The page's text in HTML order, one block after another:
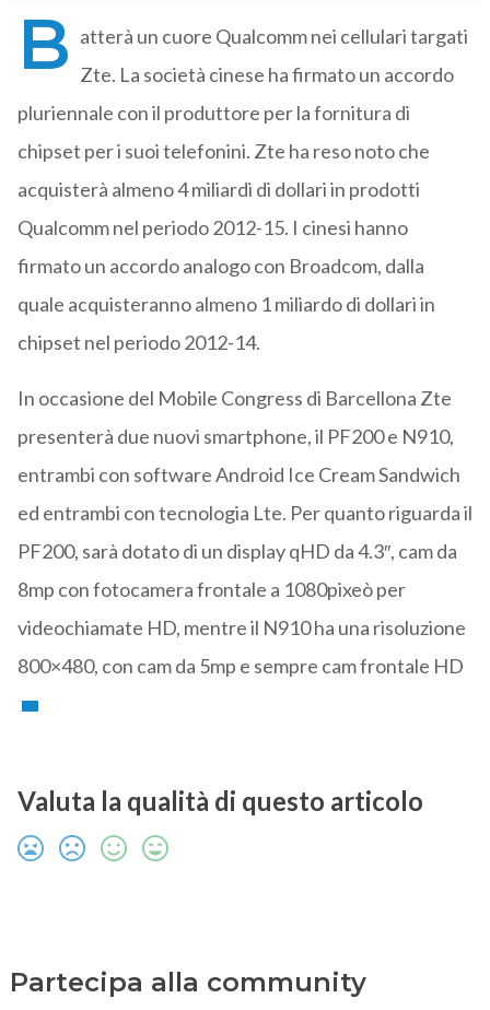
B atterà un cuore Qualcomm nei cellulari targati
Zte. La società cinese ha firmato un accordo
pluriennale con il produttore per la fornitura di
chipset per i suoi telefonini. Zte ha reso noto che
acquisterà almeno 4 miliardi di dollari in prodotti
Qualcomm nel periodo 2012-15. I cinesi hanno
firmato un accordo analogo con Broadcom, dalla
quale acquisteranno almeno 1 miliardo di dollari in
chipset nel periodo 2012-14.
In occasione del Mobile Congress di Barcellona Zte
presenterà due nuovi smartphone, il PF200 e N910,
entrambi con software Android Ice Cream Sandwich
ed entrambi con tecnologia Lte. Per quanto riguarda il
PF200, sarà dotato di un display qHD da 4.3″, cam da
8mp con fotocamera frontale a 1080pixeò per
videochiamate HD, mentre il N910 ha una risoluzione
800×480, con cam da 5mp e sempre cam frontale HD
Valuta la qualità di questo articolo
Partecipa alla community